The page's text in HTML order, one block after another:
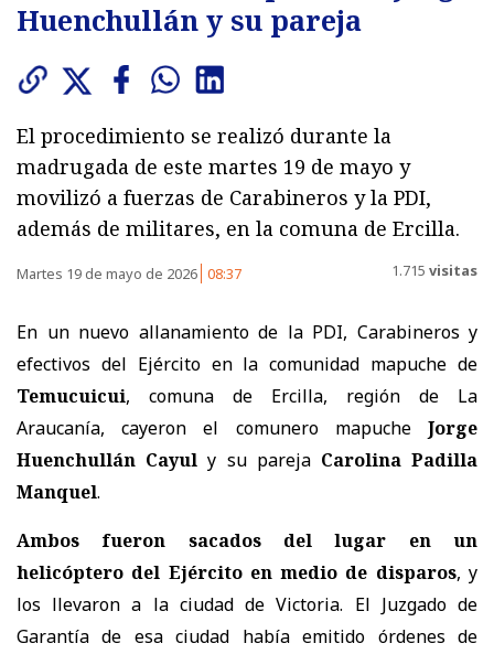
Huenchullán y su pareja
El procedimiento se realizó durante la
madrugada de este martes 19 de mayo y
movilizó a fuerzas de Carabineros y la PDI,
además de militares, en la comuna de Ercilla.
Martes 19 de mayo de 2026 08:37 1.715 visitas
En un nuevo allanamiento de la PDI, Carabineros y
efectivos del Ejército en la comunidad mapuche de
Temucuicui, comuna de Ercilla, región de La
Araucanía, cayeron el comunero mapuche Jorge
Huenchullán Cayul y su pareja Carolina Padilla
Manquel.
Ambos fueron sacados del lugar en un
helicóptero del Ejército en medio de disparos, y
los llevaron a la ciudad de Victoria. El Juzgado de
Garantía de esa ciudad había emitido órdenes de